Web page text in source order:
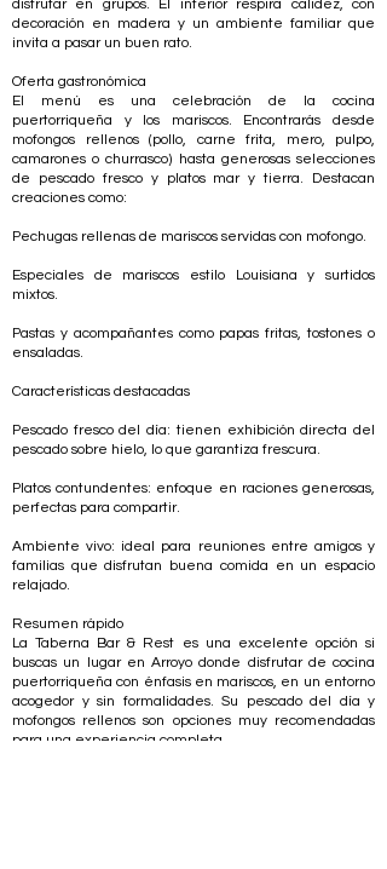
disfrutar en grupos. El interior respira calidez, con
decoración en madera y un ambiente familiar que
invita a pasar un buen rato.
Oferta gastronómica
El menú es una celebración de la cocina
puertorriqueña y los mariscos. Encontrarás desde
mofongos rellenos (pollo, carne frita, mero, pulpo,
camarones o churrasco) hasta generosas selecciones
de pescado fresco y platos mar y tierra. Destacan
creaciones como:
Pechugas rellenas de mariscos servidas con mofongo.
Especiales de mariscos estilo Louisiana y surtidos
mixtos.
Pastas y acompañantes como papas fritas, tostones o
ensaladas.
Características destacadas
Pescado fresco del día: tienen exhibición directa del
pescado sobre hielo, lo que garantiza frescura.
Platos contundentes: enfoque en raciones generosas,
perfectas para compartir.
Ambiente vivo: ideal para reuniones entre amigos y
familias que disfrutan buena comida en un espacio
relajado.
Resumen rápido
La Taberna Bar & Rest es una excelente opción si
buscas un lugar en Arroyo donde disfrutar de cocina
puertorriqueña con énfasis en mariscos, en un entorno
acogedor y sin formalidades. Su pescado del día y
mofongos rellenos son opciones muy recomendadas
para una experiencia completa.